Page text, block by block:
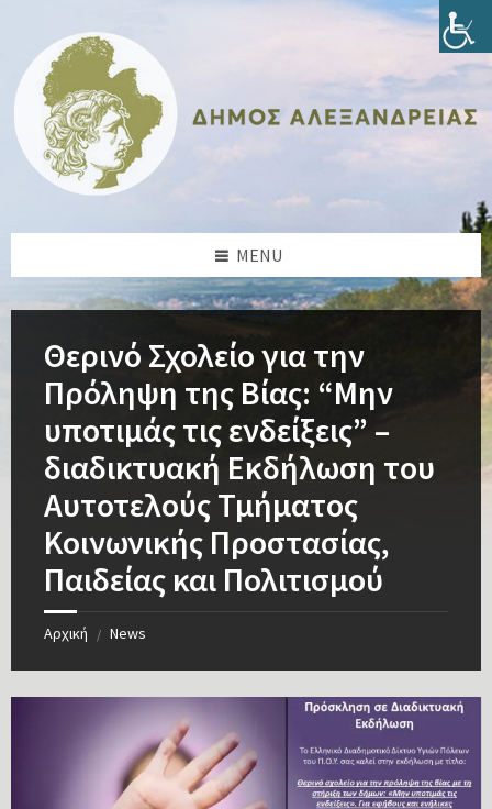
content
sidebar
sidebar
footer
MENU
Θερινό Σχολείο για την
Πρόληψη της Βίας: “Μην
υποτιμάς τις ενδείξεις” –
διαδικτυακή Εκδήλωση του
Αυτοτελούς Τμήματος
Κοινωνικής Προστασίας,
Παιδείας και Πολιτισμού
Αρχική / News